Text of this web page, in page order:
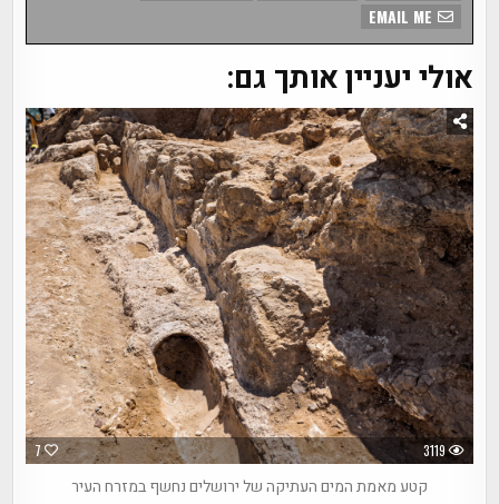
אולי יעניין אותך גם:
7 3119
קטע מאמת המים העתיקה של ירושלים נחשף במזרח העיר